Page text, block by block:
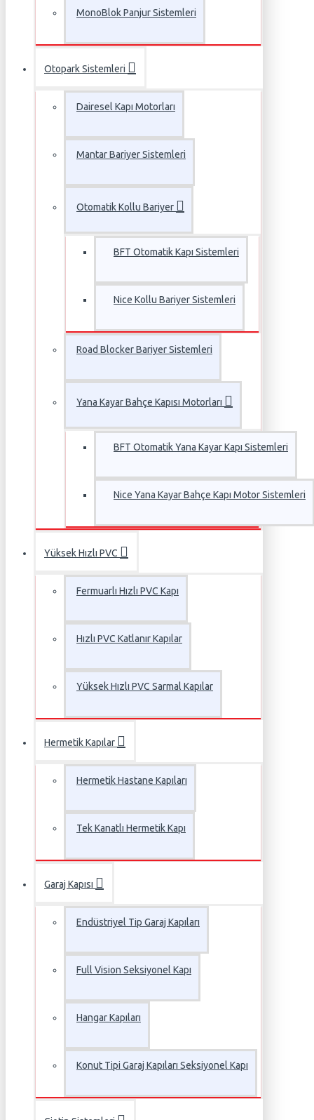
MonoBlok Panjur Sistemleri
Otopark Sistemleri
Dairesel Kapı Motorları
Mantar Bariyer Sistemleri
Otomatik Kollu Bariyer
BFT Otomatik Kapı Sistemleri
Nice Kollu Bariyer Sistemleri
Road Blocker Bariyer Sistemleri
Yana Kayar Bahçe Kapısı Motorları
BFT Otomatik Yana Kayar Kapı Sistemleri
Nice Yana Kayar Bahçe Kapı Motor Sistemleri
Yüksek Hızlı PVC
Fermuarlı Hızlı PVC Kapı
Hızlı PVC Katlanır Kapılar
Yüksek Hızlı PVC Sarmal Kapılar
Hermetik Kapılar
Hermetik Hastane Kapıları
Tek Kanatlı Hermetik Kapı
Garaj Kapısı
Endüstriyel Tip Garaj Kapıları
Full Vision Seksiyonel Kapı
Hangar Kapıları
Konut Tipi Garaj Kapıları Seksiyonel Kapı